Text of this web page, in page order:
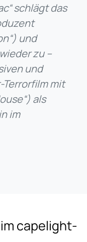
schlägt das
und
zu –
und
mit
als
im
im capelight-